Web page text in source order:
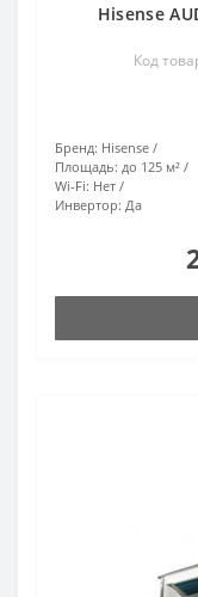
Hisense
Код
Бренд: Hisense
Площадь: до 125 м²
Wi-Fi: Нет
Инвертор: Да